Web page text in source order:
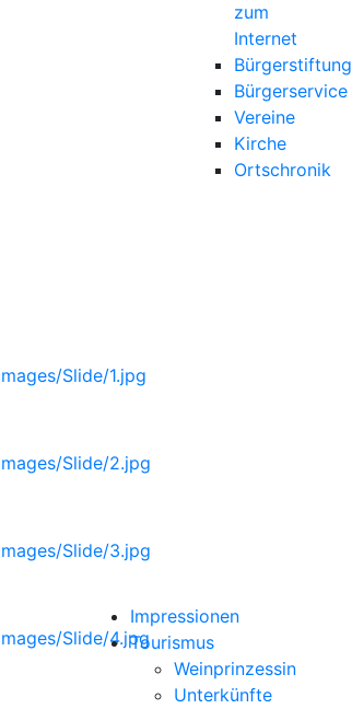
zum
Internet
Bürgerstiftung
Bürgerservice
Vereine
Kirche
Ortschronik
Impressionen
Tourismus
Weinprinzessin
Unterkünfte
Slide/1.jpg
Slide/2.jpg
Slide/3.jpg
Slide/4.jpg